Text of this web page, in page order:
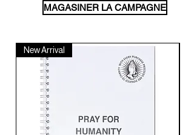
MAGASINER LA CAMPAGNE
New Arrival